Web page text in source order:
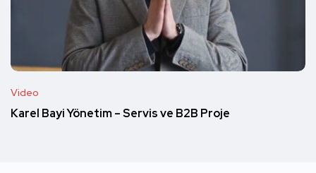
Video
Karel Bayi Yönetim – Servis ve B2B Proje